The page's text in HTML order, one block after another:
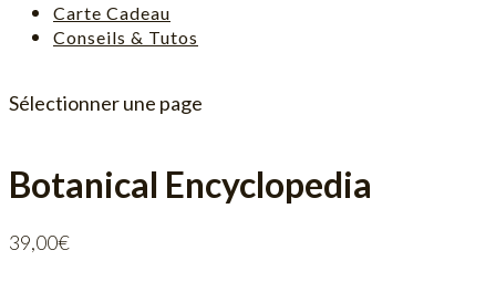
Carte Cadeau
Conseils & Tutos
Sélectionner une page
Botanical Encyclopedia
39,00€